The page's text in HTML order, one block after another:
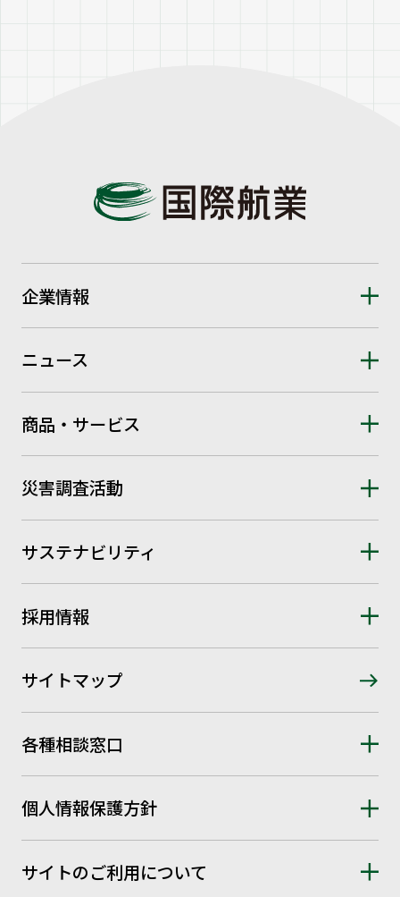
企業情報
ニュース
商品・サービス
災害調査活動
サステナビリティ
採用情報
サイトマップ
各種相談窓口
個人情報保護方針
サイトのご利用について